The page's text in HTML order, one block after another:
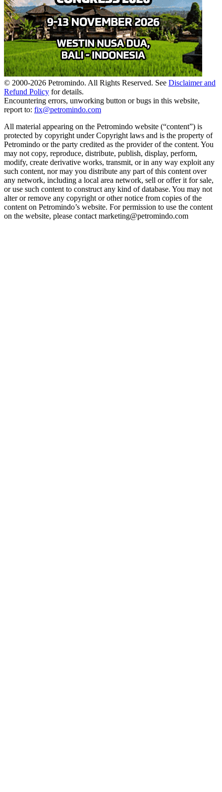
© 2000-2026 Petromindo. All Rights Reserved. See Disclaimer and
Refund Policy for details.
Encountering errors, unworking button or bugs in this website,
report to: fix@petromindo.com
All material appearing on the Petromindo website (“content”) is
protected by copyright under Copyright laws and is the property of
Petromindo or the party credited as the provider of the content. You
may not copy, reproduce, distribute, publish, display, perform,
modify, create derivative works, transmit, or in any way exploit any
such content, nor may you distribute any part of this content over
any network, including a local area network, sell or offer it for sale,
or use such content to construct any kind of database. You may not
alter or remove any copyright or other notice from copies of the
content on Petromindo’s website. For permission to use the content
on the website, please contact marketing@petromindo.com